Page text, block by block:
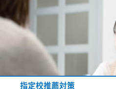
指定校推薦対策